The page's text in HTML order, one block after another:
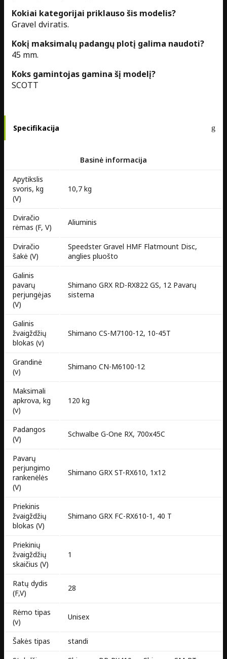
Kokiai kategorijai priklauso šis modelis?
Gravel dviratis.
Kokį maksimalų padangų plotį galima naudoti?
45 mm.
Koks gamintojas gamina šį modelį?
SCOTT
Specifikacija
Basinė informacija
Apytikslis
svoris, kg
(V)
10,7 kg
Dviračio
rėmas (F, V)
Aliuminis
Dviračio
šakė (V)
Speedster Gravel HMF Flatmount Disc,
anglies pluošto
Galinis
pavarų
perjungėjas
(V)
Shimano GRX RD-RX822 GS, 12 Pavarų
sistema
Galinis
žvaigždžių
blokas (v)
Shimano CS-M7100-12, 10-45T
Grandinė
(v)
Shimano CN-M6100-12
Maksimali
apkrova, kg
(v)
120 kg
Padangos
(V)
Schwalbe G-One RX, 700x45C
Pavarų
perjungimo
rankenėlės
(V)
Shimano GRX ST-RX610, 1x12
Priekinis
žvaigždžių
blokas (V)
Shimano GRX FC-RX610-1, 40 T
Priekinių
žvaigždžių
skaičius (V)
1
Ratų dydis
(F,V)
28
Rėmo tipas
(v)
Unisex
Šakės tipas
standi